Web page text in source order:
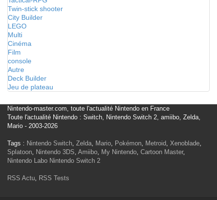
Twin-stick shooter
City Builder
LEGO
Multi
Cinéma
Film
console
Autre
Deck Builder
Jeu de plateau
Nintendo-master.com, toute l'actualité Nintendo en France
Toute l'actualité Nintendo : Switch, Nintendo Switch 2, amiibo, Zelda,
Mario - 2003-2026
Tags : Nintendo Switch, Zelda, Mario, Pokémon, Metroid, Xenoblade,
Splatoon, Nintendo 3DS, Amiibo, My Nintendo, Cartoon Master,
Nintendo Labo Nintendo Switch 2
RSS Actu, RSS Tests